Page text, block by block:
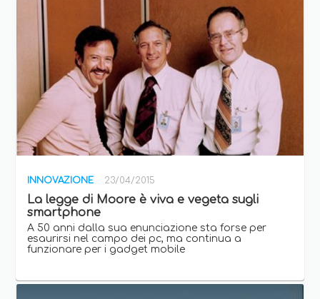
INNOVAZIONE 23/04/2015
La legge di Moore è viva e vegeta sugli
smartphone
A 50 anni dalla sua enunciazione sta forse per
esaurirsi nel campo dei pc, ma continua a
funzionare per i gadget mobile